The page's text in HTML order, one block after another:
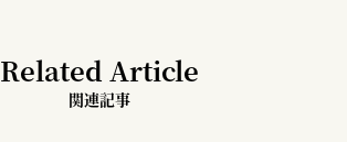
Related Article
関連記事